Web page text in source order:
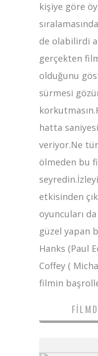
kişiye göre
de olabilirdi
gerçekten
olduğunu
sürmesi
hatta
veriyor.Ne
ölmeden bu
etkisinden
oyuncuları
güzel yapan
Hanks (Paul
Coffey (
filmin